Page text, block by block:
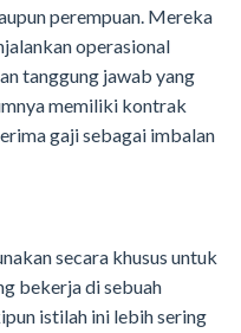
perempuan. Mereka
operasional
tanggung jawab yang
memiliki kontrak
gaji sebagai imbalan
secara khusus untuk
bekerja di sebuah
istilah ini lebih sering